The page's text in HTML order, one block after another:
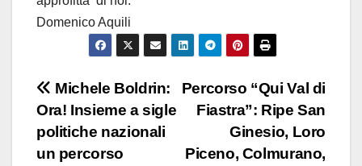
Domenico Aquili
Percorso “Qui Val di
Fiastra”: Ripe San
Ginesio, Loro
Piceno, Colmurano,
Michele Boldrin:
Ora! Insieme a sigle
politiche nazionali
un percorso